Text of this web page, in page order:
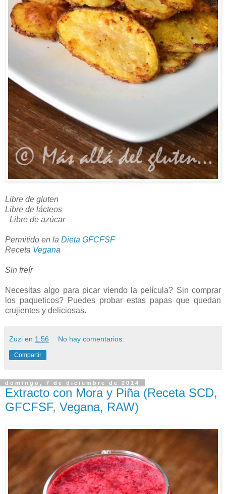
Libre de gluten
Libre de lácteos
Libre de azúcar
Permitido en la Dieta GFCFSF
Receta Vegana
Sin freír
Necesitas algo para picar viendo la película? Sin comprar
los paqueticos? Puedes probar estas papas que quedan
crujientes y deliciosas.
Zuzi en 1:56 No hay comentarios:
Compartir
domingo, 7 de diciembre de 2014
Extracto con Mora y Piña (Receta SCD,
GFCFSF, Vegana, RAW)